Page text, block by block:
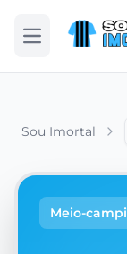
Abrir menu
Sou Imortal
Meio-